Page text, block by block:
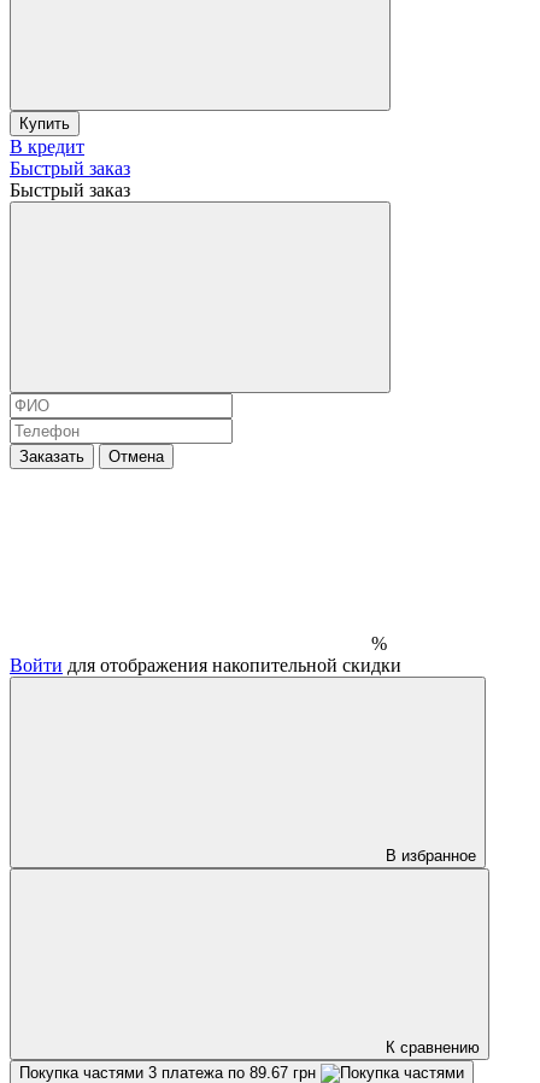
Купить
В кредит
Быстрый заказ
Быстрый заказ
Заказать Отмена
%
Войти для отображения накопительной скидки
В избранное
К сравнению
Покупка частями 3 платежа по 89.67 грн